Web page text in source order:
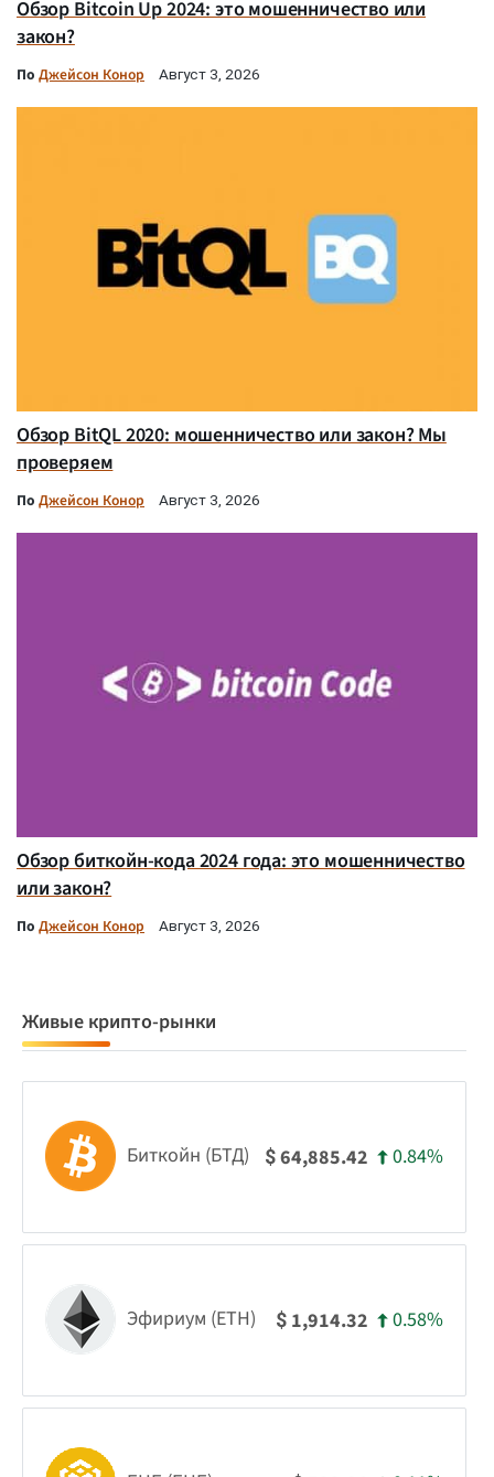
Обзор Bitcoin Up 2024: это мошенничество или
закон?
По Джейсон Конор Август 3, 2026
Обзор BitQL 2020: мошенничество или закон? Мы
проверяем
По Джейсон Конор Август 3, 2026
Обзор биткойн-кода 2024 года: это мошенничество
или закон?
По Джейсон Конор Август 3, 2026
Живые крипто-рынки
Биткойн (БТД) $64,885.42 0.84%
Эфириум (ETH) $ 1,914.32 0.58%